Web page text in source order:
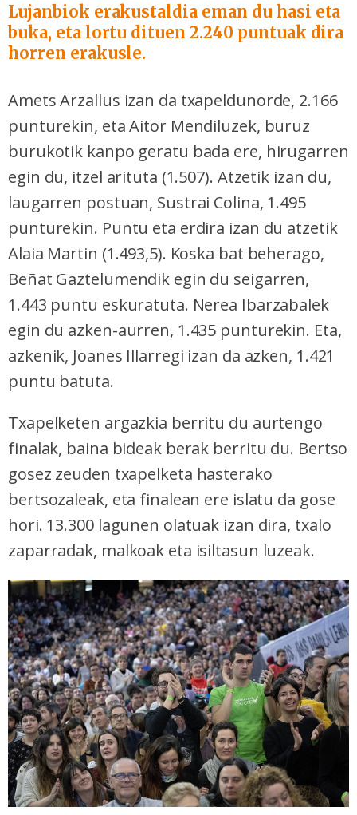
Lujanbiok erakustaldia eman du hasi eta
buka, eta lortu dituen 2.240 puntuak dira
horren erakusle.
Amets Arzallus izan da txapeldunorde, 2.166
punturekin, eta Aitor Mendiluzek, buruz
burukotik kanpo geratu bada ere, hirugarren
egin du, itzel arituta (1.507). Atzetik izan du,
laugarren postuan, Sustrai Colina, 1.495
punturekin. Puntu eta erdira izan du atzetik
Alaia Martin (1.493,5). Koska bat beherago,
Beñat Gaztelumendik egin du seigarren,
1.443 puntu eskuratuta. Nerea Ibarzabalek
egin du azken-aurren, 1.435 punturekin. Eta,
azkenik, Joanes Illarregi izan da azken, 1.421
puntu batuta.
Txapelketen argazkia berritu du aurtengo
finalak, baina bideak berak berritu du. Bertso
gosez zeuden txapelketa hasterako
bertsozaleak, eta finalean ere islatu da gose
hori. 13.300 lagunen olatuak izan dira, txalo
zaparradak, malkoak eta isiltasun luzeak.